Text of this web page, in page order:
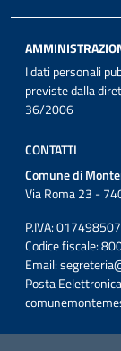
I dati personali
previste dalla
36/2006
CONTATTI
Comune di
Via Roma 23 -
P.IVA:
Codice fiscale:
Email:
Posta